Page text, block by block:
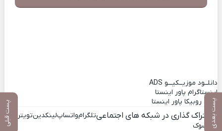
پست بعدی پست قبلی
دانلــود موزیــکیـــو ADS
اینستاگرام پاور اینستا
کانال روبیکا پاور اینستا
اشتراک گذاری در شبکه های اجتماعیتلگرامواتساپلینکدینتویتر
فیسوک